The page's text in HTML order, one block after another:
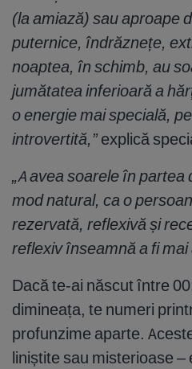
(la amiază) sau aproape
puternice, îndrăznețe,
noaptea, în schimb, au
jumătatea inferioară a
o energie mai specială,
introvertită,”explică
„A avea soarele în partea
mod natural, ca o
rezervată, reflexivă și
reflexiv înseamnă a fi
Dacă te-ai născut între
dimineața, te numeri
profunzime aparte.
liniștite sau misterioase –